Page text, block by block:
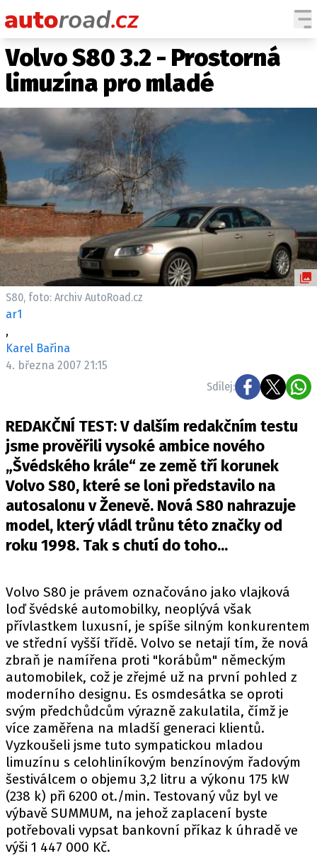
AUTA
TESTY AUT
NOVINKY
EKO
SPY
HISTORIE
ZAJÍMAVOSTI
TECHNIKA
EKONOMIKA
ČESKÝ TRH
TUNING
TESTY ELEKTROMOBILŮ
RALLY
OSTATNÍ
TISKOVKY
ROZHOVORY
DAKAR
Z DOMOVA
MOTORSPORT
PIT LANE
ČEŠI V AKCI
FIA CEZ & POHÁRY
MEZINÁRODNÍ SCÉNA
SLEDUJTE NÁS NA|
Máte příběh, fotku nebo video?
Pošlete e-mail na autoroad.cz
Volvo S80 3.2 - Prostorná
limuzína pro mladé
S80, foto: Archiv AutoRoad.cz
ar1
,
Karel Bařina
4. března 2007 21:15
Sdílej:
REDAKČNÍ TEST: V dalším redakčním testu
jsme prověřili vysoké ambice nového
„Švédského krále“ ze země tří korunek
Volvo S80, které se loni představilo na
autosalonu v Ženevě. Nová S80 nahrazuje
model, který vládl trůnu této značky od
roku 1998. Tak s chutí do toho...
Volvo S80 je právem označováno jako vlajková
loď švédské automobilky, neoplývá však
přívlastkem luxusní, je spíše silným konkurentem
ve střední vyšší třídě. Volvo se netají tím, že nová
zbraň je namířena proti "korábům" německým
automobilek, což je zřejmé už na první pohled z
moderního designu. Es osmdesátka se oproti
svým předchůdcům výrazně zakulatila, čímž je
více zaměřena na mladší generaci klientů.
Vyzkoušeli jsme tuto sympatickou mladou
limuzínu s celohliníkovým benzínovým řadovým
šestiválcem o objemu 3,2 litru a výkonu 175 kW
(238 k) při 6200 ot./min. Testovaný vůz byl ve
výbavě SUMMUM, na jehož zaplacení byste
potřebovali vypsat bankovní příkaz k úhradě ve
výši 1 447 000 Kč.